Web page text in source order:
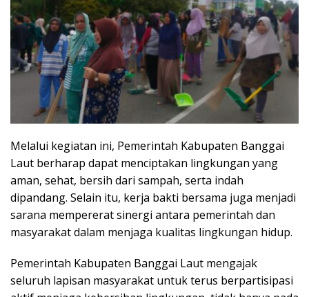
Melalui kegiatan ini, Pemerintah Kabupaten Banggai
Laut berharap dapat menciptakan lingkungan yang
aman, sehat, bersih dari sampah, serta indah
dipandang. Selain itu, kerja bakti bersama juga menjadi
sarana mempererat sinergi antara pemerintah dan
masyarakat dalam menjaga kualitas lingkungan hidup.
Pemerintah Kabupaten Banggai Laut mengajak
seluruh lapisan masyarakat untuk terus berpartisipasi